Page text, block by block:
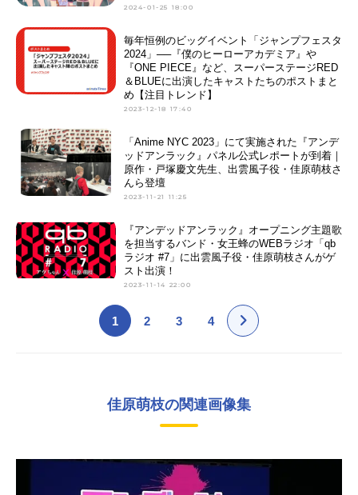
2024-01-25 18:00
毎年恒例のビッグイベント「ジャンプフェスタ
2024」──『僕のヒーローアカデミア』や
『ONE PIECE』など、スーパーステージRED
＆BLUEに出演したキャストたちのポストまと
め【注目トレンド】
2023-12-18 17:40
「Anime NYC 2023」にて実施された『アンデ
ッドアンラック』パネル公式レポートが到着｜
原作・戸塚慶文先生、出雲風子役・佳原萌枝さ
んら登壇
2023-11-21 11:25
『アンデッドアンラック』オープニング主題歌
を担当するバンド・女王蜂のWEBラジオ「qb
ラジオ #7」に出雲風子役・佳原萌枝さんがゲ
スト出演！
2023-11-14 22:00
1 2 3 4
佳原萌枝の関連画像集